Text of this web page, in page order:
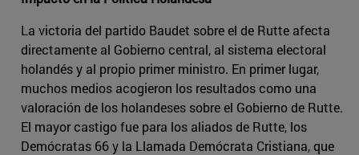
La victoria del partido Baudet sobre el de Rutte afecta
directamente al Gobierno central, al sistema electoral
holandés y al propio primer ministro. En primer lugar,
muchos medios acogieron los resultados como una
valoración de los holandeses sobre el Gobierno de Rutte.
El mayor castigo fue para los aliados de Rutte, los
Demócratas 66 y la Llamada Demócrata Cristiana, que